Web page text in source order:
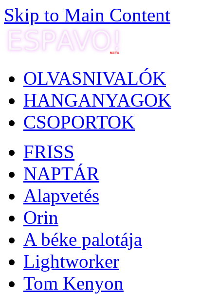
Skip to Main Content
OLVASNIVALÓK
HANGANYAGOK
CSOPORTOK
FRISS
NAPTÁR
Alapvetés
Orin
A béke palotája
Lightworker
Tom Kenyon